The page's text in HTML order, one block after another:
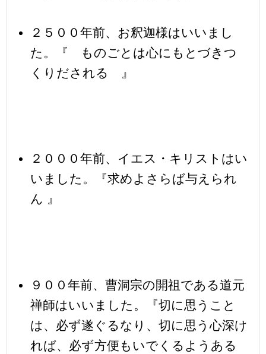
２５００年前、お釈迦様はいいまし
た。『 ものごとは心にもとづきつ
くりだされる 』
２０００年前、イエス・キリストはい
いました。『求めよさらば与えられ
ん 』
９００年前、曹洞宗の開祖である道元
禅師はいいました。『切に思うこと
は、必ず遂ぐるなり、切に思う心深け
れば、必ず方便もいでくるようある